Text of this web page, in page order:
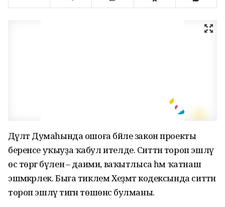
Дәүләт Думаһында ошоға бәйле закон проекты
беренсе уҡыуҙа ҡабул ителде. Ситтән тороп эшләү
өс төргә бүленә – даими, ваҡытлыса һәм ҡатнаш
эшмәкәрлек. Быға тиклем Хеҙмәт кодексында ситтән
тороп эшләү тигән төшөнсә булманы.